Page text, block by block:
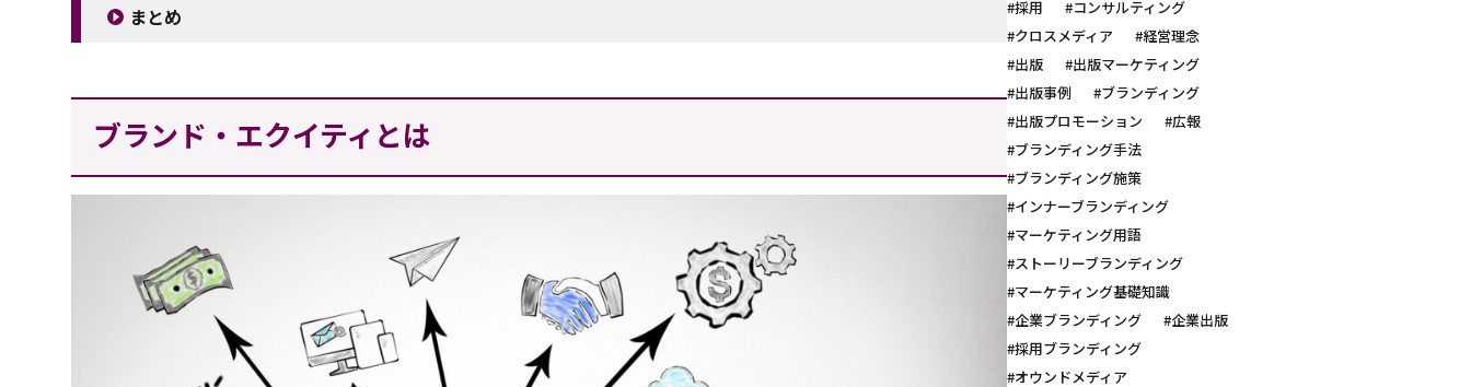
まとめ
ブランド・エクイティとは
#採用
#コンサルティング
#クロスメディア
#経営理念
#出版
#出版マーケティング
#出版事例
#ブランディング
#出版プロモーション
#広報
#ブランディング手法
#ブランディング施策
#インナーブランディング
#マーケティング用語
#ストーリーブランディング
#マーケティング基礎知識
#企業ブランディング
#企業出版
#採用ブランディング
#オウンドメディア